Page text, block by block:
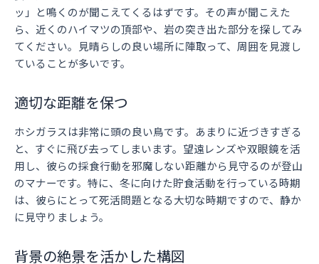
ッ」と鳴くのが聞こえてくるはずです。その声が聞こえた
ら、近くのハイマツの頂部や、岩の突き出た部分を探してみ
てください。見晴らしの良い場所に陣取って、周囲を見渡し
ていることが多いです。
適切な距離を保つ
ホシガラスは非常に頭の良い鳥です。あまりに近づきすぎる
と、すぐに飛び去ってしまいます。望遠レンズや双眼鏡を活
用し、彼らの採食行動を邪魔しない距離から見守るのが登山
のマナーです。特に、冬に向けた貯食活動を行っている時期
は、彼らにとって死活問題となる大切な時期ですので、静か
に見守りましょう。
背景の絶景を活かした構図